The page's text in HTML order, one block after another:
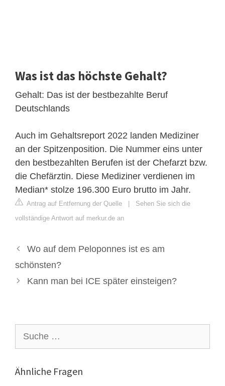
Was ist das höchste Gehalt?
Gehalt: Das ist der bestbezahlte Beruf
Deutschlands
Auch im Gehaltsreport 2022 landen Mediziner
an der Spitzenposition. Die Nummer eins unter
den bestbezahlten Berufen ist der Chefarzt bzw.
die Chefärztin. Diese Mediziner verdienen im
Median* stolze 196.300 Euro brutto im Jahr.
Antrag auf Entfernung der Quelle | Sehen Sie sich die
vollständige Antwort auf merkur.de an
Wo auf dem Peloponnes ist es am
schönsten?
Kann man bei ICE später einsteigen?
nach:
Ähnliche Fragen